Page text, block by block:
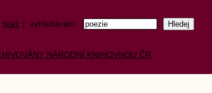
tiráž | vyhledávání: